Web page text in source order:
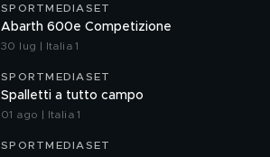
SPORTMEDIASET
Abarth 600e Competizione
30 lug | Italia 1
SPORTMEDIASET
Spalletti a tutto campo
01 ago | Italia 1
SPORTMEDIASET